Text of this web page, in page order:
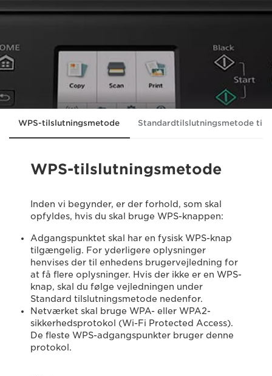
WPS-tilslutningsmetode Standardtilslutningsmetode til
WPS-tilslutningsmetode
Inden vi begynder, er der forhold, som skal
opfyldes, hvis du skal bruge WPS-knappen:
Adgangspunktet skal har en fysisk WPS-knap
tilgængelig. For yderligere oplysninger
henvises der til enhedens brugervejledning for
at få flere oplysninger. Hvis der ikke er en WPS-
knap, skal du følge vejledningen under
Standard tilslutningsmetode nedenfor.
Netværket skal bruge WPA- eller WPA2-
sikkerhedsprotokol (Wi-Fi Protected Access).
De fleste WPS-adgangspunkter bruger denne
protokol.